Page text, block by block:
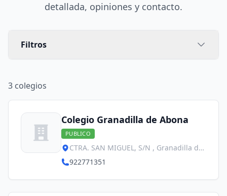
detallada, opiniones y contacto.
Filtros
3 colegios
Colegio Granadilla de Abona
PUBLICO
CTRA. SAN MIGUEL, S/N , Granadilla de
Abona
922771351